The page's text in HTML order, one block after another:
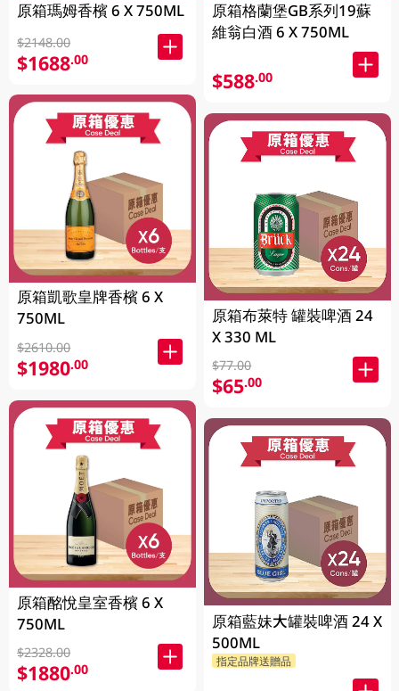
原箱瑪姆香檳 6 X 750ML
$2148.00
$1688.00
原箱凱歌皇牌香檳 6 X
750ML
$2610.00
$1980.00
原箱酩悅皇室香檳 6 X
750ML
$2328.00
$1880.00
原箱格蘭堡GB系列19蘇
維翁白酒 6 X 750ML
$588.00
原箱布萊特 罐裝啤酒 24
X 330 ML
$77.00
$65.00
原箱藍妹大罐裝啤酒 24 X
500ML
指定品牌送贈品